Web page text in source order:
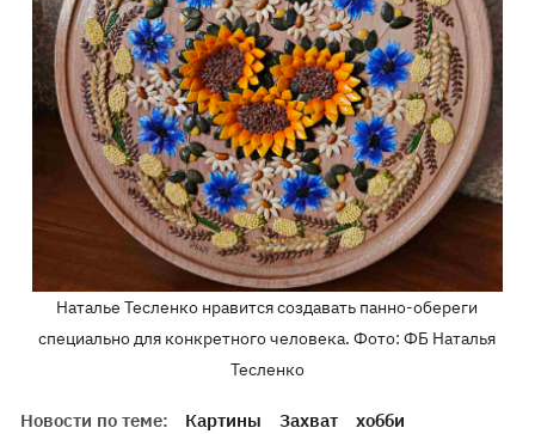
Наталье Тесленко нравится создавать панно-обереги
специально для конкретного человека. Фото: ФБ Наталья
Тесленко
Новости по теме: Картины Захват хобби